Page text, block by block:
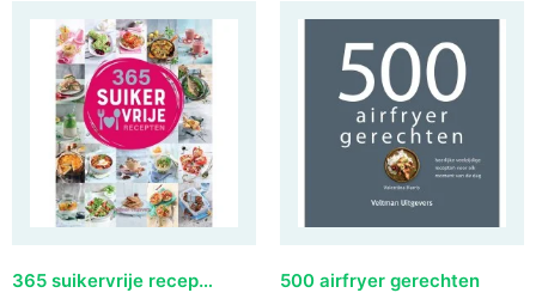
365 suikervrije recepten 500 airfryer gerechten